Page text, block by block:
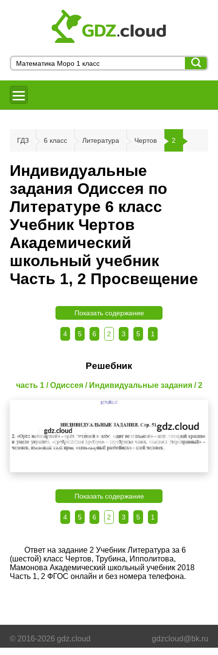
ГДЗ 6 класс Литература Чертов 2
Индивидуальные
задания Одиссея по
Литературе 6 класс
Учебник Чертов
Академический
школьный учебник
Часть 1, 2 Просвещение
Показать содержание
4 5 6 2 3 5 1
Решебник
часть 1 / Одиссея / Индивидуальные задания / 2
Показать содержание
4 5 6 2 3 5 1
Ответ на задание 2 Учебник Литература за 6
(шестой) класс Чертов, Трубина, Ипполитова,
Мамонова Академический школьный учебник 2018
Часть 1, 2 ФГОС онлайн и без номера телефона.
© 2016-2026 gdz.cloud gdzcloud@bk.ru